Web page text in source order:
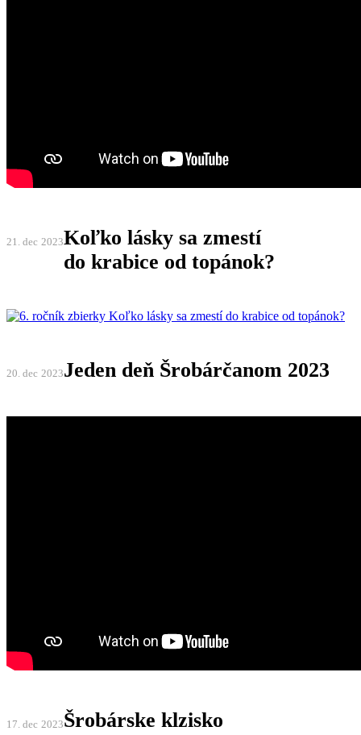
21. dec 2023Koľko lásky sa zmestí
do krabice od topánok?
20. dec 2023Jeden deň Šrobárčanom 2023
17. dec 2023Šrobárske klzisko